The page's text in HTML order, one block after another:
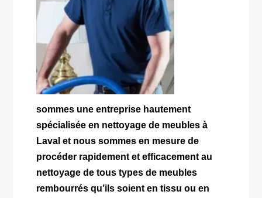
sommes une entreprise hautement
spécialisée en nettoyage de meubles à
Laval et nous sommes en mesure de
procéder rapidement et efficacement au
nettoyage de tous types de meubles
rembourrés qu’ils soient en tissu ou en